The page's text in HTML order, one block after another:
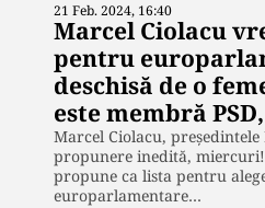
21 Feb. 2024, 16:40
Marcel Ciolacu
pentru
deschisă de o
este membră
Marcel Ciolacu, președintele
propunere inedită,
propune ca lista pentru
europarlamentare…